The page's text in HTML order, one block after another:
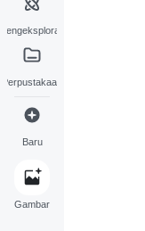
Perpustakaan
Baru
Gambar